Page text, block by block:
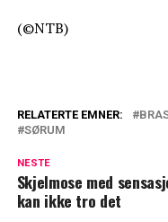
(©NTB)
RELATERTE EMNER:
SØRUM
NESTE
Skjelmose med
kan ikke tro det